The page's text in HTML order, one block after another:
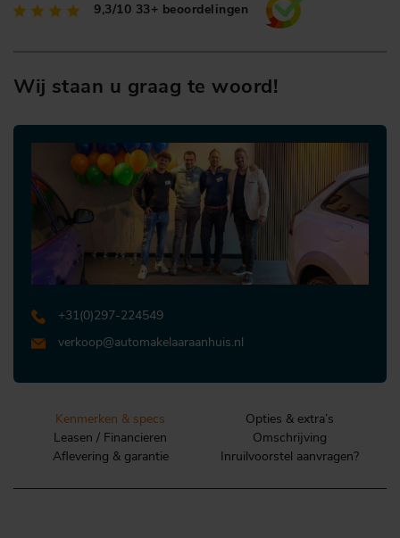
9,3/10 33+ beoordelingen
Wij staan u graag te woord!
+31 (0)297-224549
verkoop@automakelaaraanhuis.nl
Kenmerken & specs
Opties & extra’s
Leasen / Financieren
Omschrijving
Aflevering & garantie
Inruilvoorstel aanvragen?